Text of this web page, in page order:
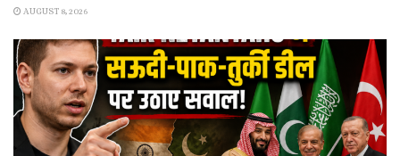
AUGUST 8, 2026